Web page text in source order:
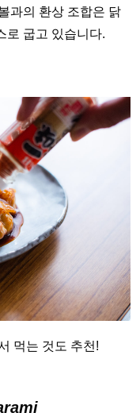
과의 환상 조합은 닭
로 굽고 있습니다.
먹는 것도 추천!